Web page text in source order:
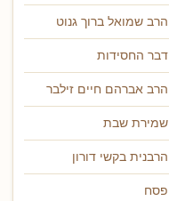
הרב שמואל ברוך גנוט
דבר החסידות
הרב אברהם חיים זילבר
שמירת שבת
הרבנית בקשי דורון
פסח